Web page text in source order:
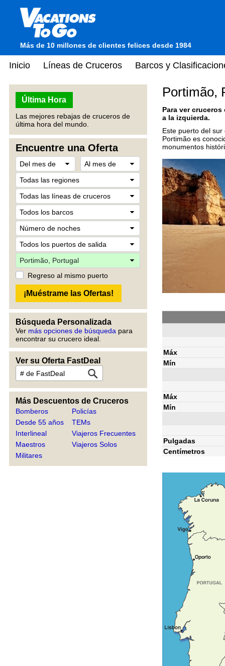
Más de 10 millones de clientes felices desde 1984
Inicio Líneas de Cruceros Barcos y
Última Hora
Las mejores rebajas de cruceros de
última hora del mundo.
Encuentre una Oferta
Regreso al mismo puerto
Búsqueda Personalizada
Ver más opciones de búsqueda para
encontrar su crucero ideal.
Ver su Oferta FastDeal
Más Descuentos de Cruceros
Bomberos
Desde 55 años
Interlineal
Maestros
Militares
Policías
TEMs
Viajeros Frecuentes
Viajeros Solos
Portimão,
Para ver
a la izquierda.
Este puerto del
Portimão es
monumentos
Máx
Mín
Máx
Mín
Pulgadas
Centímetros